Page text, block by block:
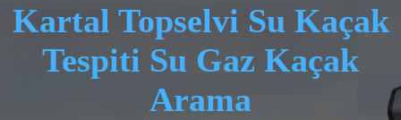
Kartal Topselvi Su Kaçak
Tespiti Su Gaz Kaçak
Arama